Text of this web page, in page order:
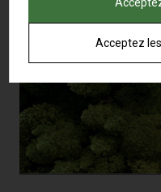
l’environnement.
Acceptez